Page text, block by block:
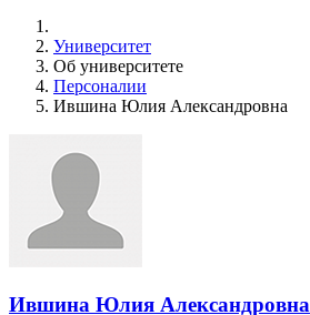
Университет
Об университете
Персоналии
Ившина Юлия Александровна
Ившина Юлия Александровна